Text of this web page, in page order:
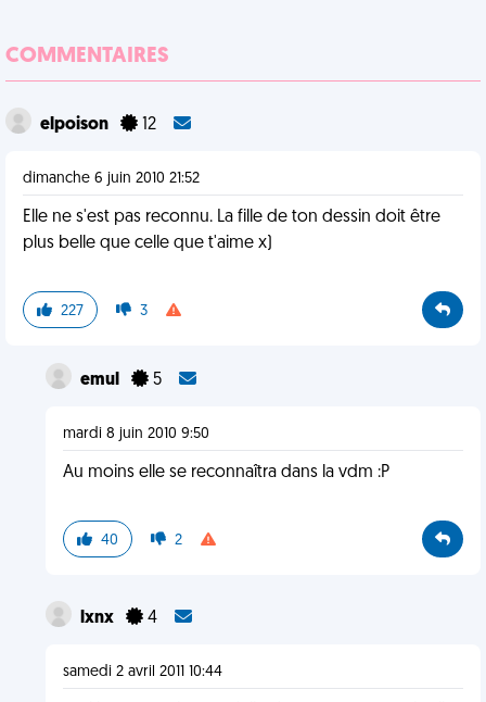
COMMENTAIRES
elpoison 12
dimanche 6 juin 2010 21:52
Elle ne s'est pas reconnu. La fille de ton dessin doit être
plus belle que celle que t'aime x)
227 3
emul 5
mardi 8 juin 2010 9:50
Au moins elle se reconnaîtra dans la vdm :P
40 2
lxnx 4
samedi 2 avril 2011 10:44